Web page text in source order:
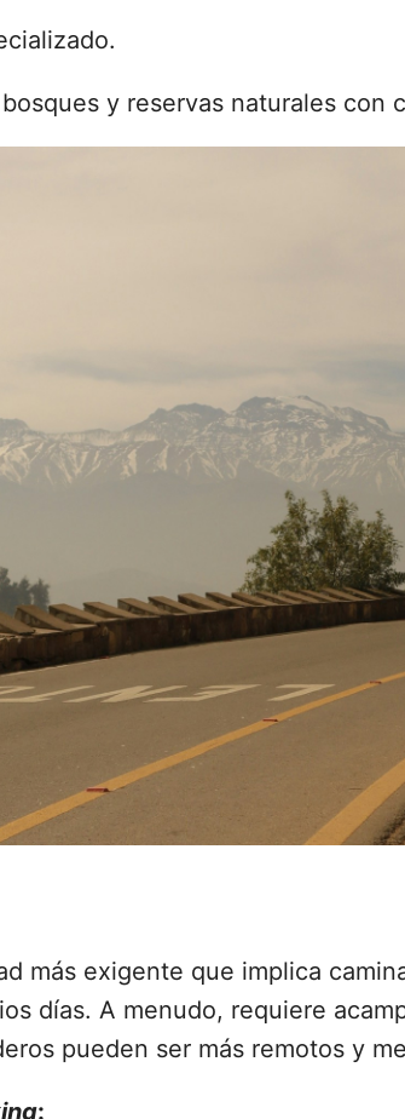
y reservas naturales con
más exigente que implica
días. A menudo, requiere
pueden ser más remotos y
: